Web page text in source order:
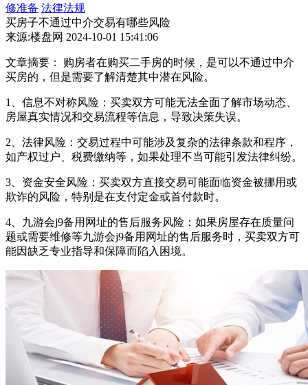
修准备 法律法规
买房子不通过中介交易有哪些风险
来源:楼盘网 2024-10-01 15:41:06
文章摘要： 购房者在购买二手房的时候，是可以不通过中介
买房的，但是需要了解清楚其中潜在风险。
1、信息不对称风险：买卖双方可能无法全面了解市场动态、
房屋真实情况和交易流程等信息，导致决策失误。
2、法律风险：交易过程中可能涉及复杂的法律条款和程序，
如产权过户、税费缴纳等，如果处理不当可能引发法律纠纷。
3、资金安全风险：买卖双方直接交易可能面临资金被挪用或
欺诈的风险，特别是在支付定金或首付款时。
4、九游会j9备用网址的售后服务风险：如果房屋存在质量问
题或需要维修等九游会j9备用网址的售后服务时，买卖双方可
能因缺乏专业指导和保障而陷入困境。